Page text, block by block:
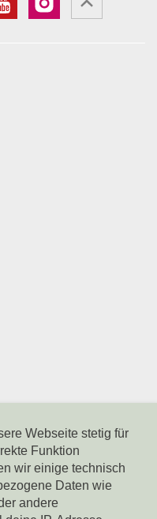
Webseite stetig für
Funktion
wir einige technisch
Daten wie
andere